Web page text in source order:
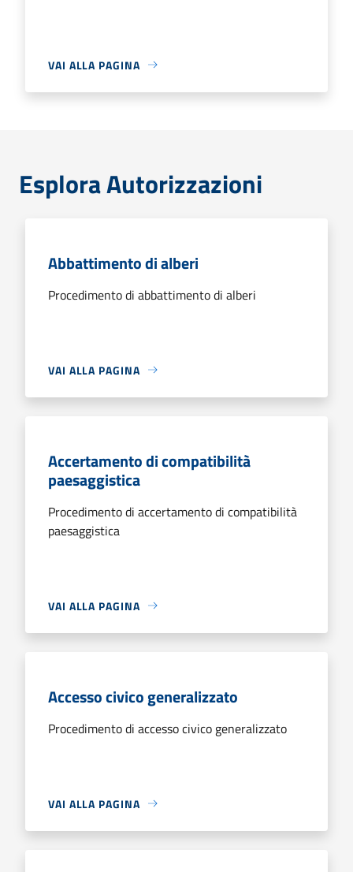
VAI ALLA PAGINA
Esplora Autorizzazioni
Abbattimento di alberi
Procedimento di abbattimento di alberi
VAI ALLA PAGINA
Accertamento di compatibilità
paesaggistica
Procedimento di accertamento di compatibilità
paesaggistica
VAI ALLA PAGINA
Accesso civico generalizzato
Procedimento di accesso civico generalizzato
VAI ALLA PAGINA